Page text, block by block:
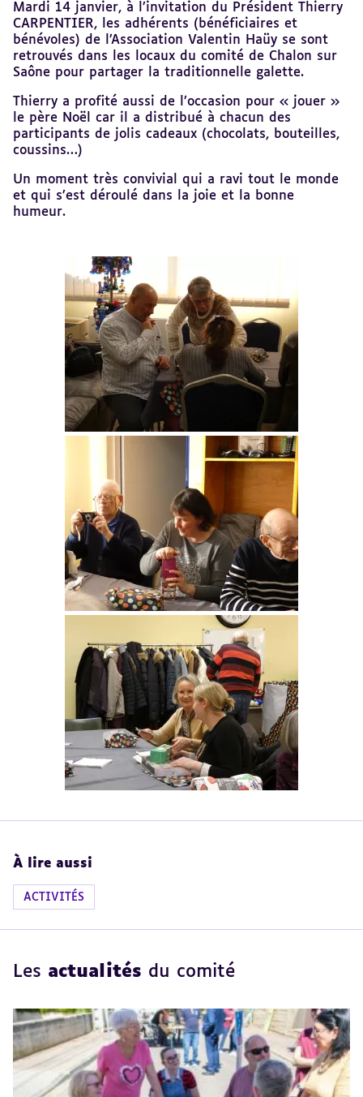
Mardi 14 janvier, à l’invitation du Président Thierry
CARPENTIER, les adhérents (bénéficiaires et
bénévoles) de l’Association Valentin Haüy se sont
retrouvés dans les locaux du comité de Chalon sur
Saône pour partager la traditionnelle galette.
Thierry a profité aussi de l’occasion pour « jouer »
le père Noël car il a distribué à chacun des
participants de jolis cadeaux (chocolats, bouteilles,
coussins…)
Un moment très convivial qui a ravi tout le monde
et qui s’est déroulé dans la joie et la bonne
humeur.
au
sommaire
À lire aussi
ACTIVITÉS
Les actualités du comité